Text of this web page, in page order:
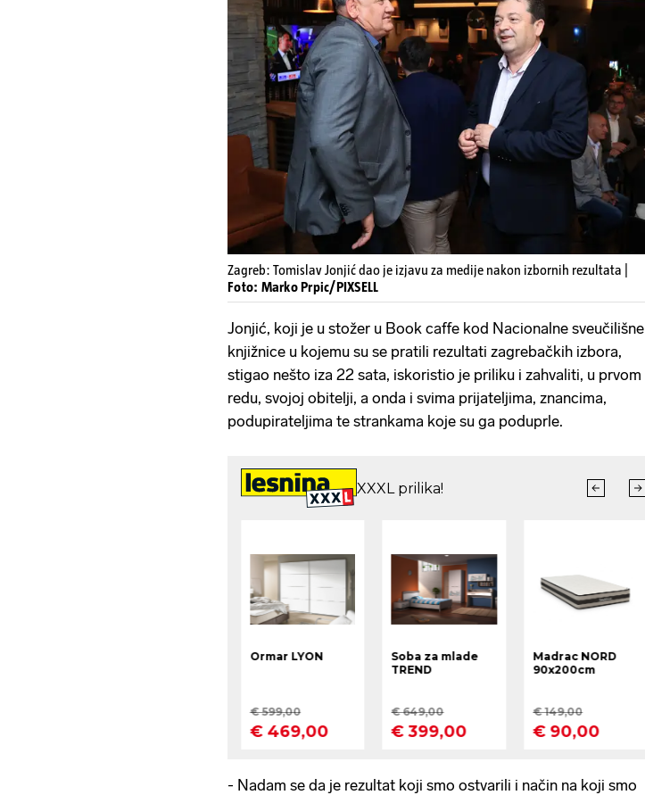
Zagreb: Tomislav Jonjić dao je izjavu za medije nakon izbornih rezultata |
Foto: Marko Prpic/PIXSELL
Jonjić, koji je u stožer u Book caffe kod Nacionalne sveučilišne
knjižnice u kojemu su se pratili rezultati zagrebačkih izbora,
stigao nešto iza 22 sata, iskoristio je priliku i zahvaliti, u prvom
redu, svojoj obitelji, a onda i svima prijateljima, znancima,
podupirateljima te strankama koje su ga poduprle.
- Nadam se da je rezultat koji smo ostvarili i način na koji smo